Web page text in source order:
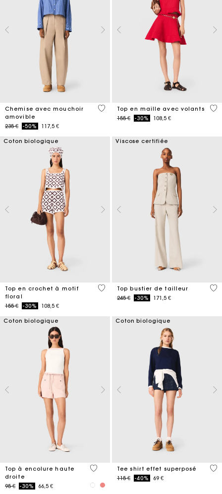
Chemise avec mouchoir
amovible
Price reduced from
235 €to-50% 117,5 €
4,1 out of 5 Customer Rating
Top en maille avec volants
Price reduced from
155 €to-30% 108,5 €
5
Coton biologique
Top en crochet à motif
floral
Price reduced from
155 €to-30% 108,5 €
5 out of 5 Customer Rating
Viscose certifiée
Top bustier de tailleur
Price reduced from
245 €to-30% 171,5 €
3,4
Coton biologique
Top à encolure haute
droite
Price reduced from
95 €to-30% 66,5 €
4,3 out of 5 Customer Rating
Coton biologique
Tee shirt effet superposé
Price reduced from
115 €to-40% 69 €
3,8